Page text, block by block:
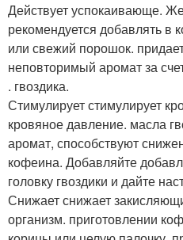
Действует успокаивающе.
рекомендуется добавлять в
или свежий порошок.
неповторимый аромат за
. гвоздика.
Стимулирует стимулирует
кровяное давление. масла
аромат, способствуют
кофеина. Добавляйте
головку гвоздики и дайте
Снижает снижает
организм. приготовлении